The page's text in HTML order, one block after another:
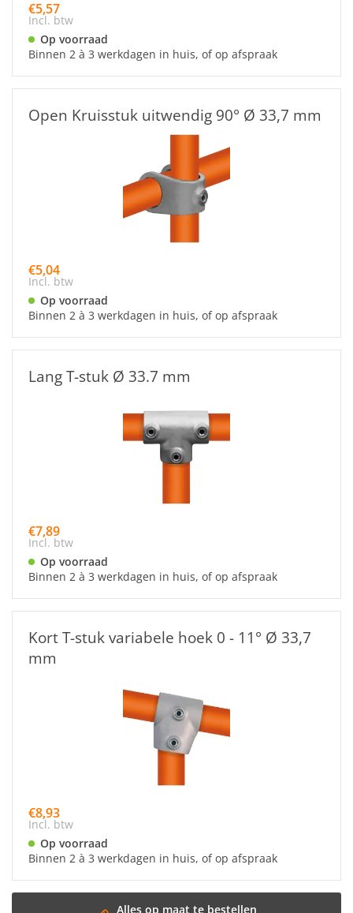
€5,57
Incl. btw
Op voorraad
Binnen 2 à 3 werkdagen in huis, of op afspraak
Open Kruisstuk uitwendig 90° Ø 33,7 mm
€5,04
Incl. btw
Op voorraad
Binnen 2 à 3 werkdagen in huis, of op afspraak
Lang T-stuk Ø 33.7 mm
€7,89
Incl. btw
Op voorraad
Binnen 2 à 3 werkdagen in huis, of op afspraak
Kort T-stuk variabele hoek 0 - 11° Ø 33,7
mm
€8,93
Incl. btw
Op voorraad
Binnen 2 à 3 werkdagen in huis, of op afspraak